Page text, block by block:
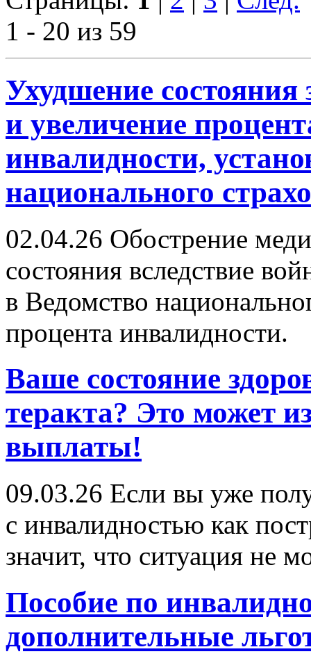
1 - 20 из 59
Ухудшение состояния
и увеличение
инвалидности,
национального
02.04.26 Обострение
состояния вследствие
в Ведомство
процента инвалидности.
Ваше состояние
теракта? Это может
выплаты!
09.03.26 Если вы уже
с инвалидностью как
значит, что ситуация не
Пособие по
дополнительные